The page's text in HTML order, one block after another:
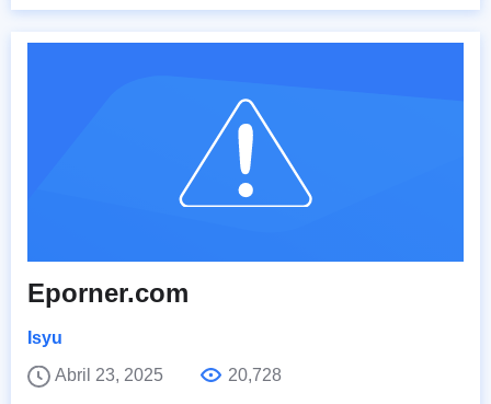
Eporner.com
Isyu
Abril 23, 2025
20,728